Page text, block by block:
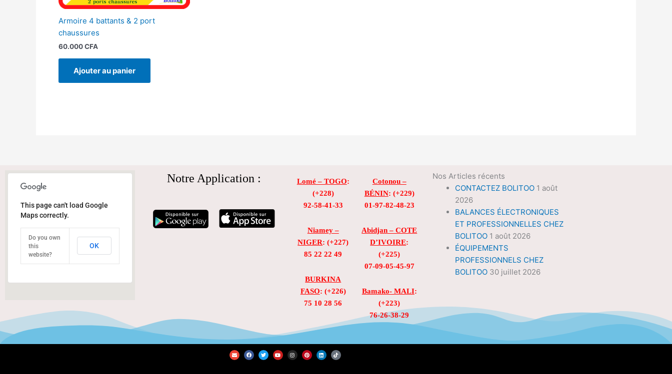
Armoire 4 battants & 2 port
chaussures
60.000CFA
Ajouter au panier
This page can't load Google
Maps correctly.
Do you own
this
website?
OK
Notre Application : Lomé – TOGO:
(+228)
92-58-41-33
Niamey –
NIGER: (+227)
85 22 22 49
BURKINA
FASO: (+226)
75 10 28 56
Cotonou –
BÉNIN: (+229)
01-97-82-48-23
Abidjan – COTE
D’IVOIRE:
(+225)
07-09-05-45-97
Bamako- MALI:
(+223)
76-26-38-29
Nos Articles récents
CONTACTEZ BOLITOO 1 août
2026
BALANCES ÉLECTRONIQUES
ET PROFESSIONNELLES CHEZ
BOLITOO 1 août 2026
ÉQUIPEMENTS
PROFESSIONNELS CHEZ
BOLITOO 30 juillet 2026
E
n
v
F
a
c
T
w
i
Y
o
u
I
n
s
P
i
n
L
i
n
T
i
k